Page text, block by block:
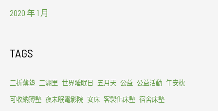
2020 年 1 月
TAGS
三折薄墊 三湖里 世界睡眠日 五月天 公益 公益活動 午安枕
可收納薄墊 夜未眠電影院 安床 客製化床墊 宿舍床墊